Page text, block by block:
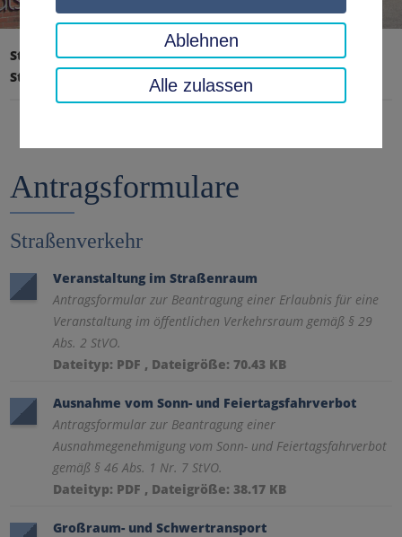
Startseite
Verkehr, Sicherheit, Ordnung
Straßenverkehr
Antragsformulare
Antragsformulare
Straßenverkehr
Veranstaltung im Straßenraum
Antragsformular zur Beantragung einer Erlaubnis für eine
Veranstaltung im öffentlichen Verkehrsraum gemäß § 29
Abs. 2 StVO.
Dateityp: PDF , Dateigröße: 70.43 KB
Ausnahme vom Sonn- und Feiertagsfahrverbot
Antragsformular zur Beantragung einer
Ausnahmegenehmigung vom Sonn- und Feiertagsfahrverbot
gemäß § 46 Abs. 1 Nr. 7 StVO.
Dateityp: PDF , Dateigröße: 38.17 KB
Großraum- und Schwertransport
Ablehnen
Alle zulassen